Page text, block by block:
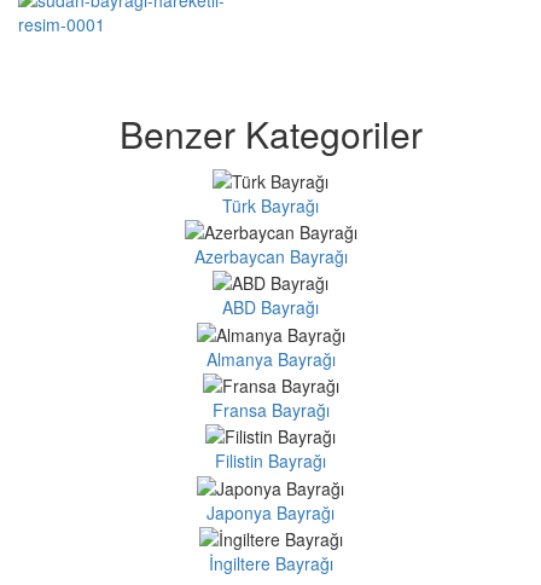
Benzer Kategoriler
Türk Bayrağı
Azerbaycan Bayrağı
ABD Bayrağı
Almanya Bayrağı
Fransa Bayrağı
Filistin Bayrağı
Japonya Bayrağı
İngiltere Bayrağı